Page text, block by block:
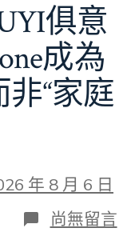
俱意
成為
非“家庭
年 8 月 6 日
在
〈若
尚無留言